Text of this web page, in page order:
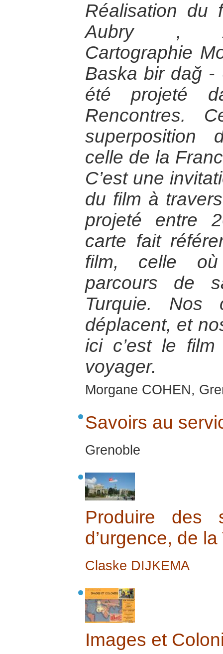
Réalisation du
Aubry ,
Cartographie
Baska bir dağ -
été projeté
Rencontres.
superposition
celle de la
C’est une
du film à
projeté entre
carte fait
film, celle
parcours de
Turquie. Nos
déplacent, et
ici c’est le
voyager.
Morgane COHEN,
Savoirs au
Grenoble
Produire des
d’urgence, de
Claske DIJKEMA
Images et